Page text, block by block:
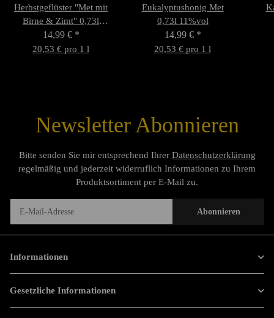
Herbstgeflüster "Met mit
Birne & Zimt" 0,73l
7,5%vol
14,99 € *
20,53 € pro 1 l
Eukalyptushonig Met
0,73l 11%vol
14,99 € *
20,53 € pro 1 l
Newsletter Abonnieren
Bitte senden Sie mir entsprechend Ihrer Datenschutzerklärung
regelmäßig und jederzeit widerruflich Informationen zu Ihrem
Produktsortiment per E-Mail zu.
Abonnieren
Informationen
Gesetzliche Informationen